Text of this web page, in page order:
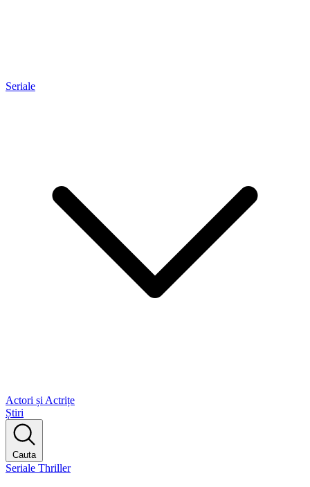
Seriale
Actori și Actrițe
Știri
Cauta
Seriale Thriller